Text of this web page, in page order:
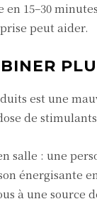
15–30
peut aider.
est une
de
salle : une
énergisante
à une